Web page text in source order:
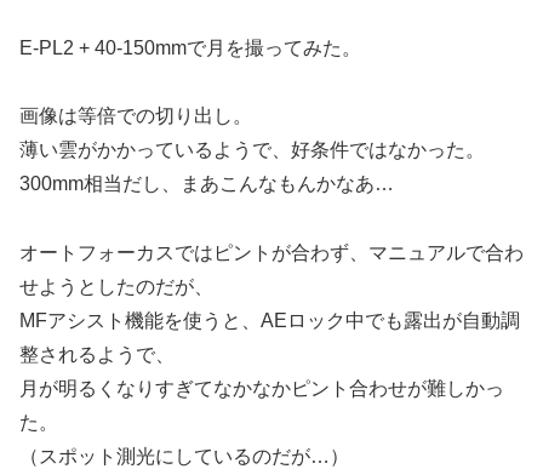
E-PL2 + 40-150mmで月を撮ってみた。
画像は等倍での切り出し。
薄い雲がかかっているようで、好条件ではなかった。
300mm相当だし、まあこんなもんかなあ…
オートフォーカスではピントが合わず、マニュアルで合わ
せようとしたのだが、
MFアシスト機能を使うと、AEロック中でも露出が自動調
整されるようで、
月が明るくなりすぎてなかなかピント合わせが難しかっ
た。
（スポット測光にしているのだが…）